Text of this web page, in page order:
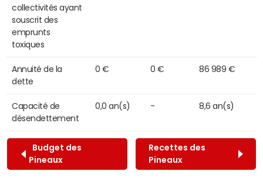
collectivités ayant
souscrit des
emprunts
toxiques
Annuité de la
dette
0 € 0 € 86 989 €
Capacité de
désendettement
0,0 an(s) - 8,6 an(s)
Budget des
Pineaux
Recettes des
Pineaux